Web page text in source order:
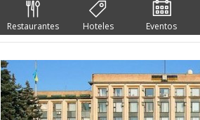
Restaurantes Hoteles Eventos